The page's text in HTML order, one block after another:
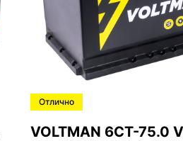
Отлично
VOLTMAN 6CT-75.0